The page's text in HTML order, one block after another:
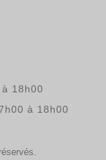
18h00
à 18h00